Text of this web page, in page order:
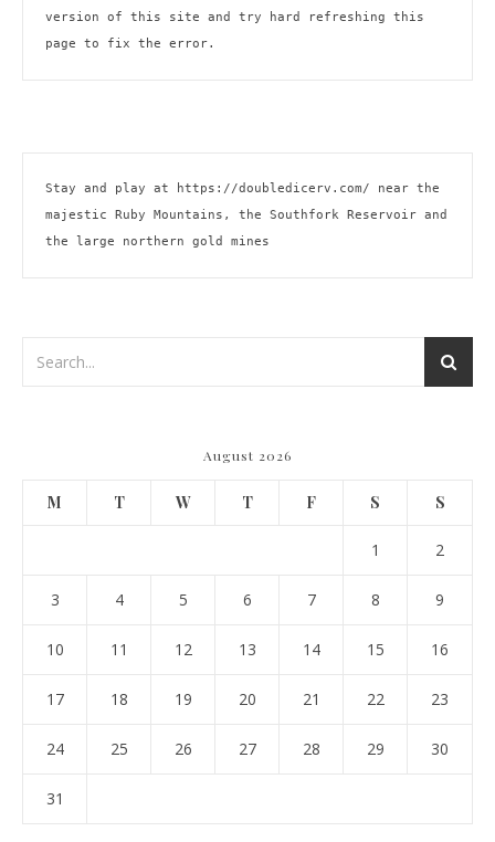
version of this site and try hard refreshing this
page to fix the error.
Stay and play at https://doubledicerv.com/ near the
majestic Ruby Mountains, the Southfork Reservoir and
the large northern gold mines
August 2026
M T W T F S S
1 2
3 4 5 6 7 8 9
10 11 12 13 14 15 16
17 18 19 20 21 22 23
24 25 26 27 28 29 30
31